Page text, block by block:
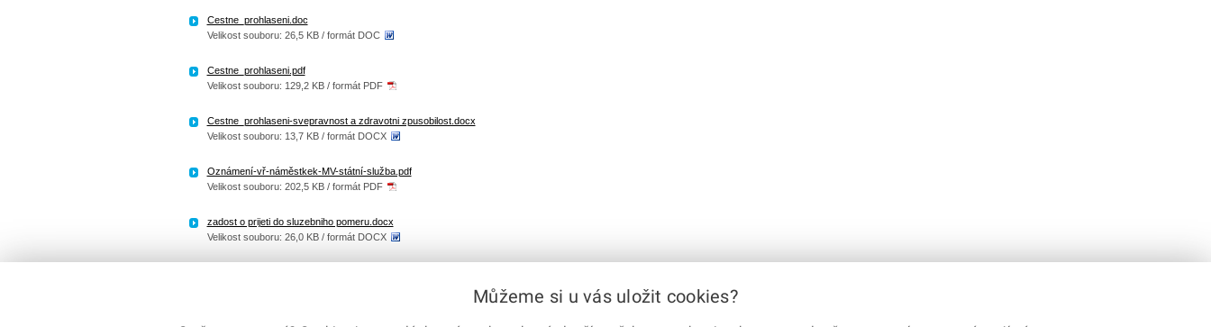
Cestne_prohlaseni.doc
Velikost souboru: 26,5 KB / formát DOC
Cestne_prohlaseni.pdf
Velikost souboru: 129,2 KB / formát PDF
Cestne_prohlaseni-svepravnost a zdravotni zpusobilost.docx
Velikost souboru: 13,7 KB / formát DOCX
Oznámení-vř-náměstkek-MV-státní-služba.pdf
Velikost souboru: 202,5 KB / formát PDF
zadost o prijeti do sluzebniho pomeru.docx
Velikost souboru: 26,0 KB / formát DOCX
Můžeme si u vás uložit cookies?